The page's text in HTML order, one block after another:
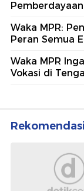
Waka MPR:
Peran Semua
Waka MPR
Vokasi di
Rekomendasi